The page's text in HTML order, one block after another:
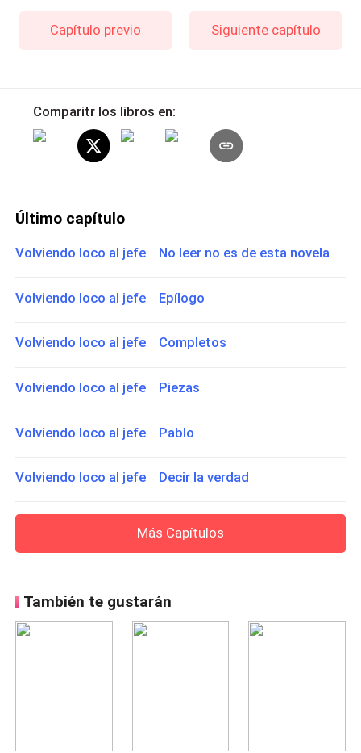
Capítulo previo Siguiente capítulo
Comparitr los libros en:
Último capítulo
Volviendo loco al jefe No leer no es de esta novela
Volviendo loco al jefe Epílogo
Volviendo loco al jefe Completos
Volviendo loco al jefe Piezas
Volviendo loco al jefe Pablo
Volviendo loco al jefe Decir la verdad
Más Capítulos
También te gustarán